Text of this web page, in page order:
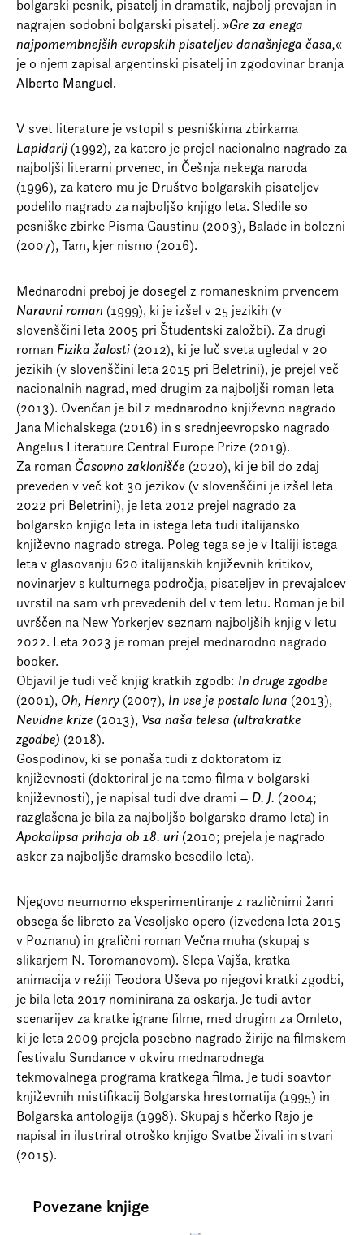
bolgarski pesnik, pisatelj in dramatik, najbolj prevajan in
nagrajen sodobni bolgarski pisatelj. »Gre za enega
najpomembnejših evropskih pisateljev današnjega časa,«
je o njem zapisal argentinski pisatelj in zgodovinar branja
Alberto Manguel.
V svet literature je vstopil s pesniškima zbirkama
Lapidarij (1992), za katero je prejel nacionalno nagrado za
najboljši literarni prvenec, in Češnja nekega naroda
(1996), za katero mu je Društvo bolgarskih pisateljev
podelilo nagrado za najboljšo knjigo leta. Sledile so
pesniške zbirke Pisma Gaustinu (2003), Balade in bolezni
(2007), Tam, kjer nismo (2016).
Mednarodni preboj je dosegel z romanesknim prvencem
Naravni roman (1999), ki je izšel v 25 jezikih (v
slovenščini leta 2005 pri Študentski založbi). Za drugi
roman Fizika žalosti (2012), ki je luč sveta ugledal v 20
jezikih (v slovenščini leta 2015 pri Beletrini), je prejel več
nacionalnih nagrad, med drugim za najboljši roman leta
(2013). Ovenčan je bil z mednarodno književno nagrado
Jana Michalskega (2016) in s srednjeevropsko nagrado
Angelus Literature Central Europe Prize (2019).
Za roman Časovno zaklonišče (2020), ki је bil do zdaj
preveden v več kot 30 jezikov (v slovenščini je izšel leta
2022 pri Beletrini), je leta 2012 prejel nagrado za
bolgarsko knjigo leta in istega leta tudi italijansko
književno nagrado strega. Poleg tega se je v Italiji istega
leta v glasovanju 620 italijanskih književnih kritikov,
novinarjev s kulturnega področja, pisateljev in prevajalcev
uvrstil na sam vrh prevedenih del v tem letu. Roman je bil
uvrščen na New Yorkerjev seznam najboljših knjig v letu
2022. Leta 2023 je roman prejel mednarodno nagrado
booker.
Objavil je tudi več knjig kratkih zgodb: In druge zgodbe
(2001), Oh, Henry (2007), In vse je postalo luna (2013),
Nevidne krize (2013), Vsa naša telesa (ultrakratke
zgodbe) (2018).
Gospodinov, ki se ponaša tudi z doktoratom iz
književnosti (doktoriral je na temo filma v bolgarski
književnosti), je napisal tudi dve drami – D. J. (2004;
razglašena je bila za najboljšo bolgarsko dramo leta) in
Apokalipsa prihaja ob 18. uri (2010; prejela je nagrado
asker za najboljše dramsko besedilo leta).
Njegovo neumorno eksperimentiranje z različnimi žanri
obsega še libreto za Vesoljsko opero (izvedena leta 2015
v Poznanu) in grafični roman Večna muha (skupaj s
slikarjem N. Toromanovom). Slepa Vajša, kratka
animacija v režiji Teodora Uševa po njegovi kratki zgodbi,
je bila leta 2017 nominirana za oskarja. Je tudi avtor
scenarijev za kratke igrane filme, med drugim za Omleto,
ki je leta 2009 prejela posebno nagrado žirije na filmskem
festivalu Sundance v okviru mednarodnega
tekmovalnega programa kratkega filma. Je tudi soavtor
književnih mistifikacij Bolgarska hrestomatija (1995) in
Bolgarska antologija (1998). Skupaj s hčerko Rajo je
napisal in ilustriral otroško knjigo Svatbe živali in stvari
(2015).
Povezane knjige